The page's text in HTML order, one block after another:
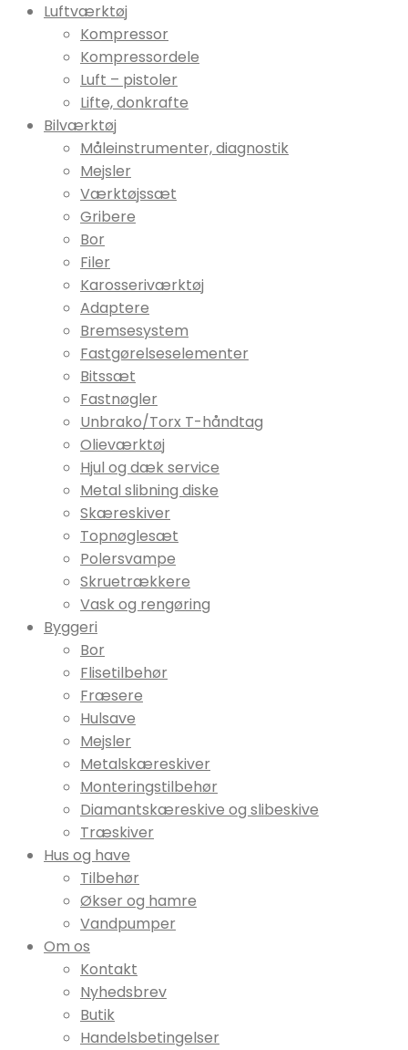
Luftværktøj
Kompressor
Kompressordele
Luft – pistoler
Lifte, donkrafte
Bilværktøj
Måleinstrumenter, diagnostik
Mejsler
Værktøjssæt
Gribere
Bor
Filer
Karosseriværktøj
Adaptere
Bremsesystem
Fastgørelseselementer
Bitssæt
Fastnøgler
Unbrako/Torx T-håndtag
Olieværktøj
Hjul og dæk service
Metal slibning diske
Skæreskiver
Topnøglesæt
Polersvampe
Skruetrækkere
Vask og rengøring
Byggeri
Bor
Flisetilbehør
Fræsere
Hulsave
Mejsler
Metalskæreskiver
Monteringstilbehør
Diamantskæreskive og slibeskive
Træskiver
Hus og have
Tilbehør
Økser og hamre
Vandpumper
Om os
Kontakt
Nyhedsbrev
Butik
Handelsbetingelser